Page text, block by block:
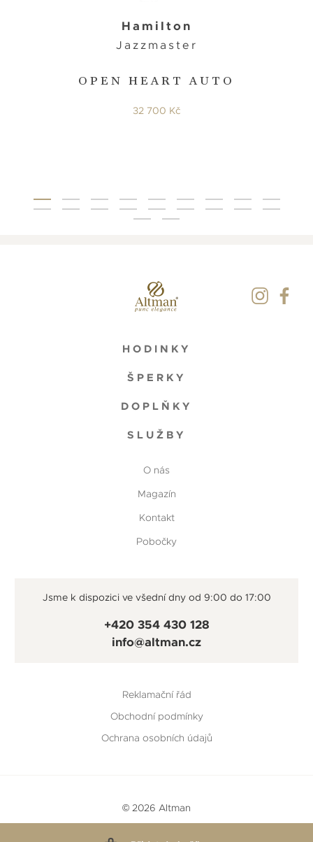
OPEN HEART AUTO
Hamilton
Jazzmaster
32 700 Kč
HODINKY
ŠPERKY
DOPLŇKY
SLUŽBY
O nás
Magazín
Kontakt
Pobočky
Jsme k dispozici ve všední dny od 9:00 do 17:00
+420 354 430 128
info@altman.cz
Reklamační řád
Obchodní podmínky
Ochrana osobních údajů
© 2026 Altman